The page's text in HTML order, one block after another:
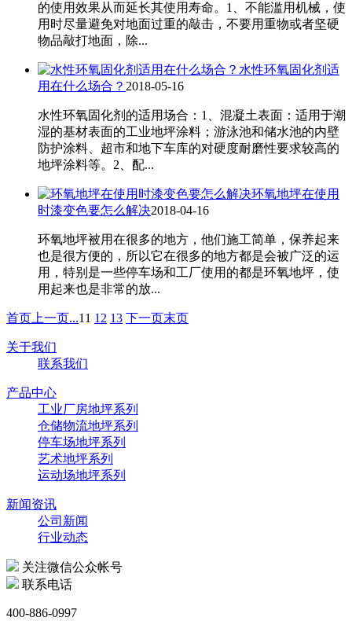
的使用效果从而延长其使用寿命。1、不能滥用机械，使
用时尽量避免对地面过重的敲击，不要用重物或者坚硬
物品敲打地面，除...
水性环氧固化剂适
用在什么场合？ 2018-05-16
水性环氧固化剂的适用场合：1、混凝土表面：适用于潮
湿的基材表面的工业地坪涂料；游泳池和储水池的内壁
防护涂料、超市和地下车库的对硬度耐磨性要求较高的
地坪涂料等。2、配...
环氧地坪在使用
时漆变色要怎么解决2018-04-16
环氧地坪被用在很多的地方，他们施工简单，保养起来
也是很方便的，所以它在很多的地方都是会被广泛的运
用，特别是一些停车场和工厂使用的都是环氧地坪，使
用起来也是非常的放...
首页 上一页...11 12 13 下一页末页
关于我们
联系我们
产品中心
工业厂房地坪系列
仓储物流地坪系列
停车场地坪系列
艺术地坪系列
运动场地坪系列
新闻资讯
公司新闻
行业动态
关注微信公众帐号
联系电话
400-886-0997